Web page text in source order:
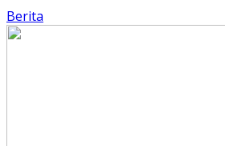
Berita